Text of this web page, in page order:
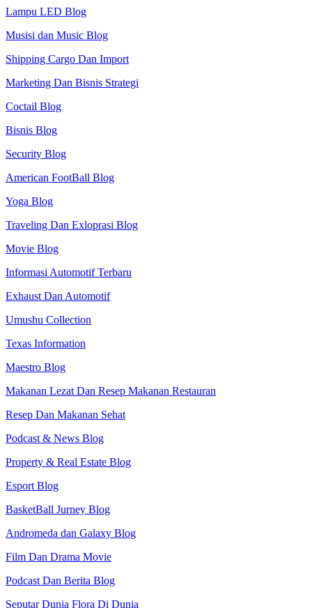
Lampu LED Blog
Musisi dan Music Blog
Shipping Cargo Dan Import
Marketing Dan Bisnis Strategi
Coctail Blog
Bisnis Blog
Security Blog
American FootBall Blog
Yoga Blog
Traveling Dan Exloprasi Blog
Movie Blog
Informasi Automotif Terbaru
Exhaust Dan Automotif
Umushu Collection
Texas Information
Maestro Blog
Makanan Lezat Dan Resep Makanan Restauran
Resep Dan Makanan Sehat
Podcast & News Blog
Property & Real Estate Blog
Esport Blog
BasketBall Jurney Blog
Andromeda dan Galaxy Blog
Film Dan Drama Movie
Podcast Dan Berita Blog
Seputar Dunia Flora Di Dunia